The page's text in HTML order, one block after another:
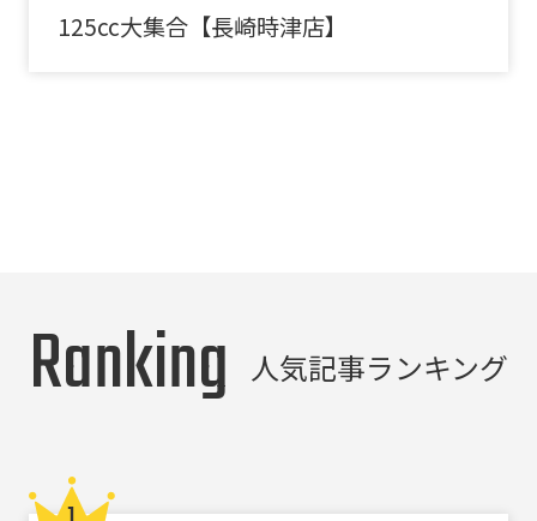
125cc大集合【長崎時津店】
Ranking 人気記事ランキング